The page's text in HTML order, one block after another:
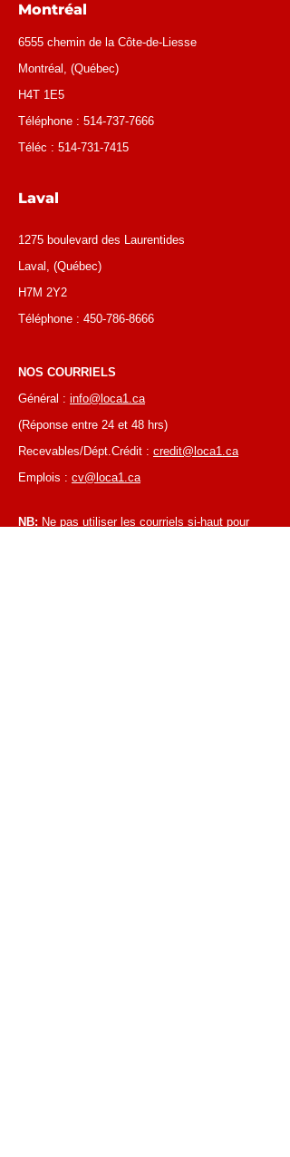
Montréal
6555 chemin de la Côte-de-Liesse
Montréal , (Québec)
H4T 1E5
Téléphone : 514-737-7666
Téléc : 514-731-7415
Laval
1275 boulevard des Laurentides
Laval, (Québec)
H7M 2Y2
Téléphone : 450-786-8666
NOS COURRIELS
Général : info@loca1.ca
(Réponse entre 24 et 48 hrs)
Recevables/Dépt.Crédit : credit@loca1.ca
Emplois : cv@loca1.ca
NB: Ne pas utiliser les courriels si-haut pour